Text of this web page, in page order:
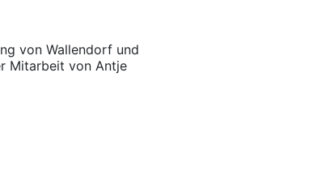
von Wallendorf und
Mitarbeit von Antje